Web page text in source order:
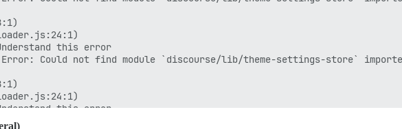
para a postagem 1393 :
para a postagem 1394 :
this error
Error: Could not find module `discourse/lib/theme-settings-store`
this error
Error: Could not find module `discourse/lib/theme-settings-store`